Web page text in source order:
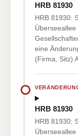
HRB 81930
HRB 81930:
eine
(Firma, Sitz)
HRB 81930
HRB 81930: